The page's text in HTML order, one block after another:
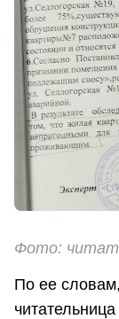
Фото:
По ее